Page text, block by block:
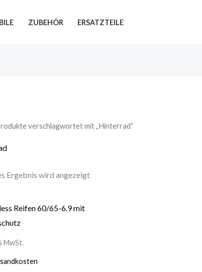
ZUBEHÖR ERSATZTEILE
verschlagwortet mit „Hinterrad“
Ergebnis wird angezeigt
MwSt.